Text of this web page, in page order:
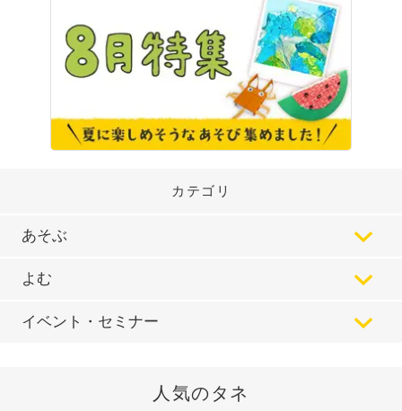
カテゴリ
あそぶ
よむ
イベント・セミナー
人気のタネ